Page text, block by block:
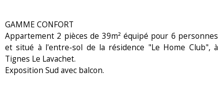
GAMME CONFORT
Appartement 2 pièces de 39m² équipé pour 6 personnes
et situé à l'entre-sol de la résidence "Le Home Club", à
Tignes Le Lavachet.
Exposition Sud avec balcon.